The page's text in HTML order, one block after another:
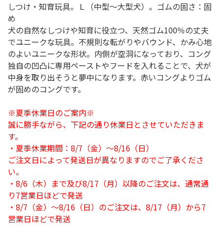
しつけ・知育玩具。Ｌ（中型～大型犬）。ゴムの固さ：固
め
犬の自然なしつけや知育に役立つ、天然ゴム100％の丈夫
でユニークな玩具。不規則な転がりやバウンド、かみ心地
のよいユニークな形状。内側が空洞になっており、コング
独自の凹凸に専用ペーストやフードを入れることで、犬が
中身を取り出そうと夢中になります。赤いコングよりゴム
が固めのコングです。
※夏季休業日のご案内※
誠に勝手ながら、下記の通り休業日とさせていただきま
す。
・夏季休業期間：8/7（金）～8/16（日）
ご注文日によって発送日が異なりますのでご了承くださ
い。
・8/6（木）まで及び8/17（月）以降のご注文は、通常通
り7営業日ほどで発送
・8/7（金）～8/16（日）のご注文は、8/17（月）から7
営業日ほどで発送